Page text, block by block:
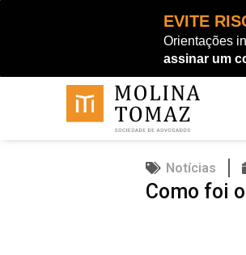
EVITE
Orientações
assinar um
conteúdo
Notícias
Como foi